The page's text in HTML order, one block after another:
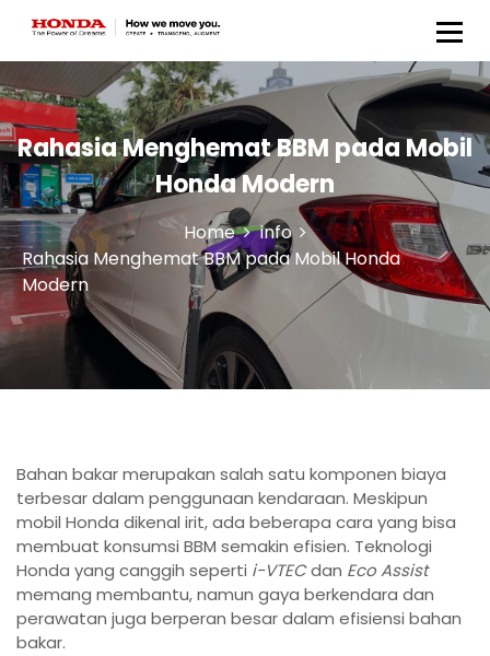
Honda Anugerah Body &
Paint
Rahasia Menghemat BBM pada Mobil
Honda Modern
Home
info
Rahasia Menghemat BBM pada Mobil Honda
Modern
Bahan bakar merupakan salah satu komponen biaya
terbesar dalam penggunaan kendaraan. Meskipun
mobil Honda dikenal irit, ada beberapa cara yang bisa
membuat konsumsi BBM semakin efisien. Teknologi
Honda yang canggih seperti i-VTECdan Eco Assist
memang membantu, namun gaya berkendara dan
perawatan juga berperan besar dalam efisiensi bahan
bakar.